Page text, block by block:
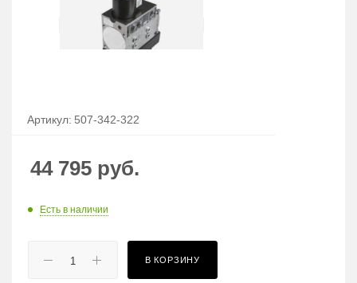
Артикул: 507-342-322
44 795 руб.
Есть в наличии
В КОРЗИНУ